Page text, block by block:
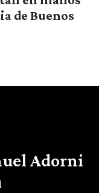
de Buenos
Adorni